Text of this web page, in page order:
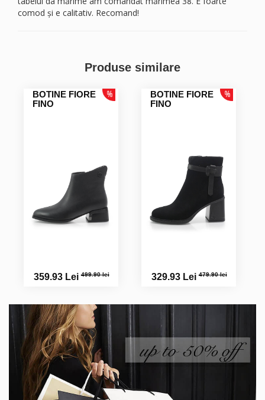
comod și e calitativ. Recomand!
Produse similare
BOTINE FIORE
FINO
359.93 Lei499.90 lei
BOTINE FIORE
FINO
329.93 Lei479.90 lei